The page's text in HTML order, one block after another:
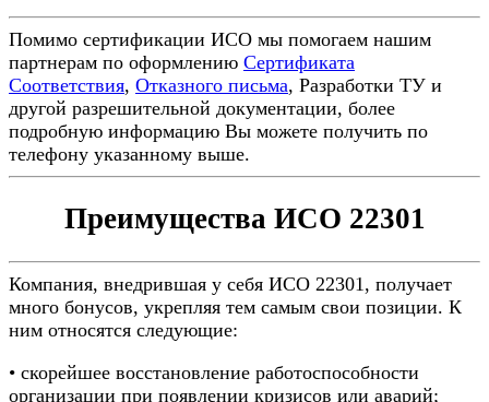
Помимо сертификации ИСО мы помогаем нашим
партнерам по оформлению Сертификата
Соответствия, Отказного письма, Разработки ТУ и
другой разрешительной документации, более
подробную информацию Вы можете получить по
телефону указанному выше.
Преимущества ИСО 22301
Компания, внедрившая у себя ИСО 22301, получает
много бонусов, укрепляя тем самым свои позиции. К
ним относятся следующие:
• скорейшее восстановление работоспособности
организации при появлении кризисов или аварий;